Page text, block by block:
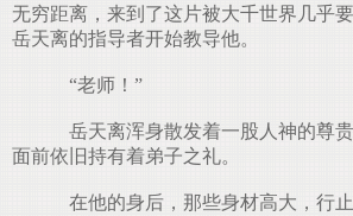
无穷距离，来到了这片被大千世界几乎
岳天离的指导者开始教导他。
“老师！”
岳天离浑身散发着一股人神的尊
面前依旧持有着弟子之礼。
在他的身后，那些身材高大，行